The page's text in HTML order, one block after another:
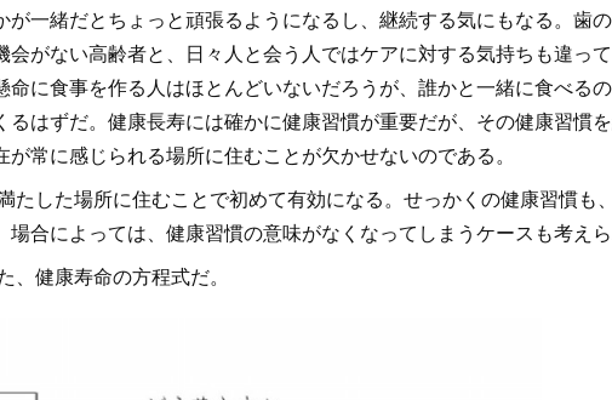
が一緒だとちょっと頑張るようになるし、継続する気にもなる。歯
がない高齢者と、日々人と会う人ではケアに対する気持ちも違って
命に食事を作る人はほとんどいないだろうが、誰かと一緒に食べる
るはずだ。健康長寿には確かに健康習慣が重要だが、その健康習慣
常に感じられる場所に住むことが欠かせないのである。
たした場所に住むことで初めて有効になる。せっかくの健康習慣も
合によっては、健康習慣の意味がなくなってしまうケースも考えら
健康寿命の方程式だ。